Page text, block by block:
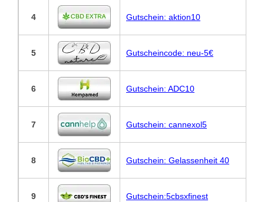
4 Gutschein: aktion10
5 Gutscheincode: neu-5€
6 Gutschein: ADC10
7 Gutschein: cannexol5
8 Gutschein: Gelassenheit 40
9 Gutschein:5cbsxfinest